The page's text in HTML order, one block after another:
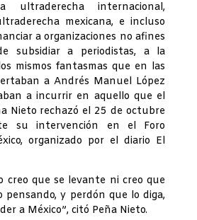
ultraderecha internacional,
mexicana, e incluso
a organizaciones no afines
subsidiar a periodistas, a la
mismos fantasmas que en las
a Andrés Manuel López
a incurrir en aquello que el
Nieto rechazó el 25 de octubre
su intervención en el Foro
organizado por el diario El
creo que se levante ni creo que
pensando, y perdón que lo diga,
a México”, citó Peña Nieto.